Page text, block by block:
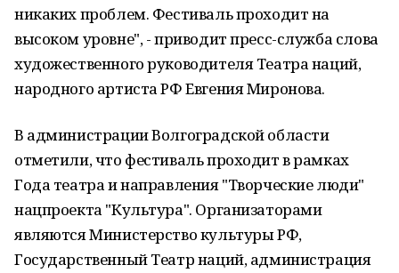
никаких проблем. Фестиваль проходит на
высоком уровне", - приводит пресс-служба слова
художественного руководителя Театра наций,
народного артиста РФ Евгения Миронова.
В администрации Волгоградской области
отметили, что фестиваль проходит в рамках
Года театра и направления "Творческие люди"
нацпроекта "Культура". Организаторами
являются Министерство культуры РФ,
Государственный Театр наций, администрация